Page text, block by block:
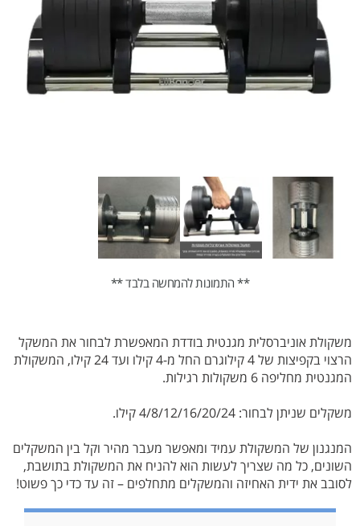
** התמונות להמחשה בלבד **
משקולת אוניברסלית מגנטית בודדת המאפשרת לבחור את המשקל
הרצוי בקפיצות של 4 קילוגרם החל מ-4 קילו ועד 24 קילו, המשקולת
המגנטית מחליפה 6 משקולות רגילות.
משקלים שניתן לבחור: 4/8/12/16/20/24 קילו.
המנגנון של המשקולת עמיד ומאפשר מעבר מהיר וקל בין המשקלים
השונים, כל מה שצריך לעשות הוא להניח את המשקולת בתושבת,
לסובב את ידית האחיזה והמשקלים מתחלפים – זה עד כדי כך פשוט!